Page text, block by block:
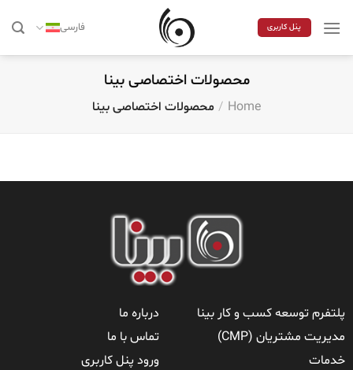
پنل کاربری فارسی
محصولات اختصاصی بینا
Home
/ محصولات اختصاصی بینا
پلتفرم توسعه کسب و کار بینا
مدیریت مشتریان (CMP)
خدمات
درباره ما
تماس با ما
ورود پنل کاربری